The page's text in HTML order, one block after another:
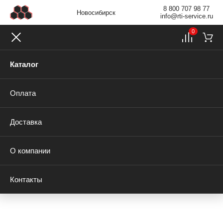
Новосибирск
8 800 707 98 77
info@rti-service.ru
Каталог
Оплата
Доставка
О компании
Контакты
0